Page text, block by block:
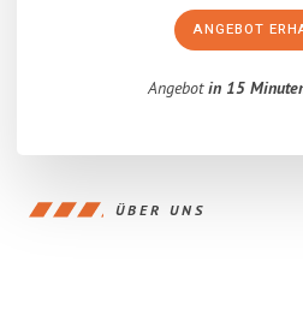
ANGEBOT
Angebotin 15
ÜBER UNS